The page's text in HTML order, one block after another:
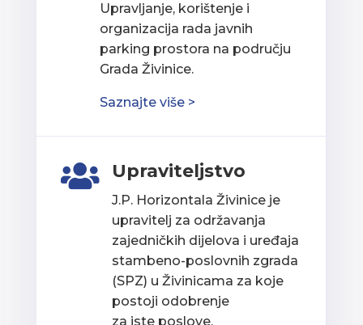
Upravljanje, korištenje i
organizacija rada javnih
parking prostora na području
Grada Živinice.
Saznajte više >
 Upraviteljstvo
J.P. Horizontala Živinice je
upravitelj za održavanja
zajedničkih dijelova i uređaja
stambeno-poslovnih zgrada
(SPZ) u Živinicama za koje
postoji odobrenje
za iste poslove.